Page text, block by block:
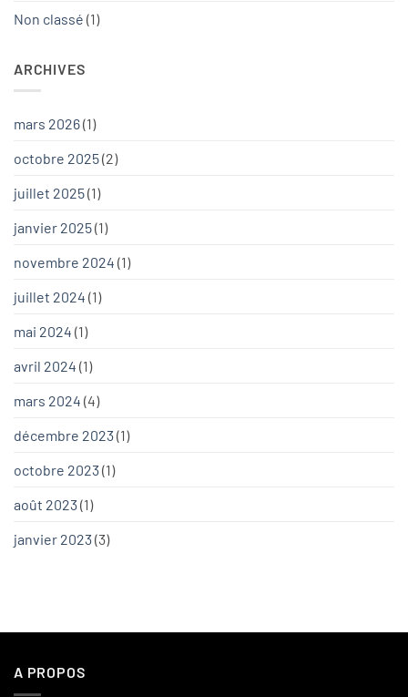
Non classé (1)
ARCHIVES
mars 2026(1)
octobre 2025(2)
juillet 2025(1)
janvier 2025(1)
novembre 2024 (1)
juillet 2024 (1)
mai 2024 (1)
avril 2024 (1)
mars 2024 (4)
décembre 2023(1)
octobre 2023(1)
août 2023(1)
janvier 2023(3)
A PROPOS